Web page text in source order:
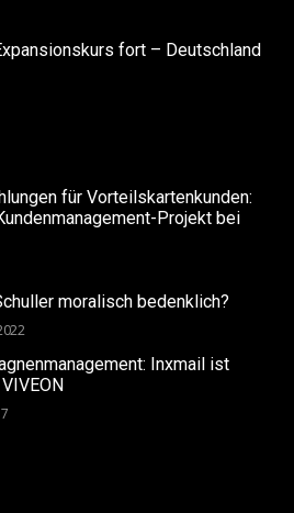
fort – Deutschland
für Vorteilskartenkunden:
Projekt bei
moralisch bedenklich?
Inxmail ist